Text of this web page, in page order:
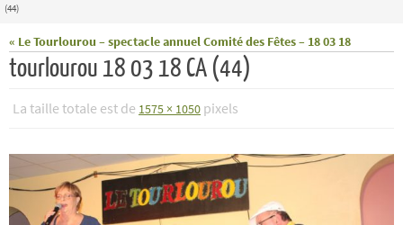
(44)
« Le Tourlourou – spectacle annuel Comité des Fêtes – 18 03 18
tourlourou 18 03 18 CA (44)
La taille totale est de 1575 × 1050 pixels